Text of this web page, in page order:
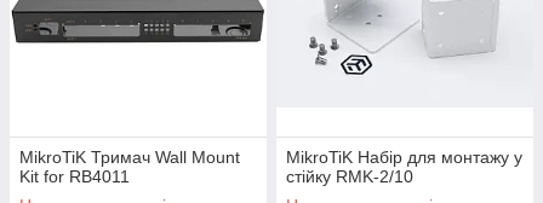
MikroTiK Тримач Wall Mount
Kit for RB4011
MikroTiK Набір для монтажу у
стійку RMK-2/10